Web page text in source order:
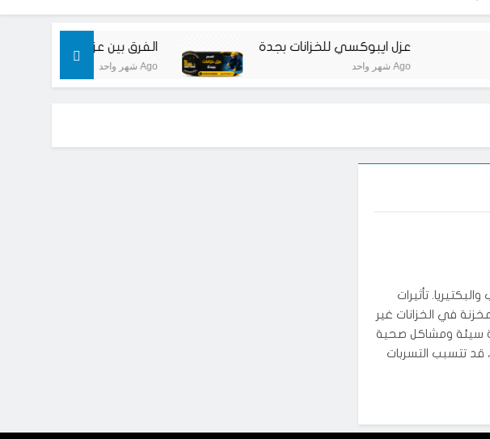
عزل ايبوكسي للخزانات بجدة
شهر واحد Ago
الفرق بين عزل الخزانات الأرضية
شهر واحد Ago
تأثيرات
في الخزانات غير
سيئة ومشاكل صحية
قد تتسبب التسربات